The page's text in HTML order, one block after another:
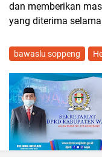
dan memberikan
yang diterima
bawaslu soppeng